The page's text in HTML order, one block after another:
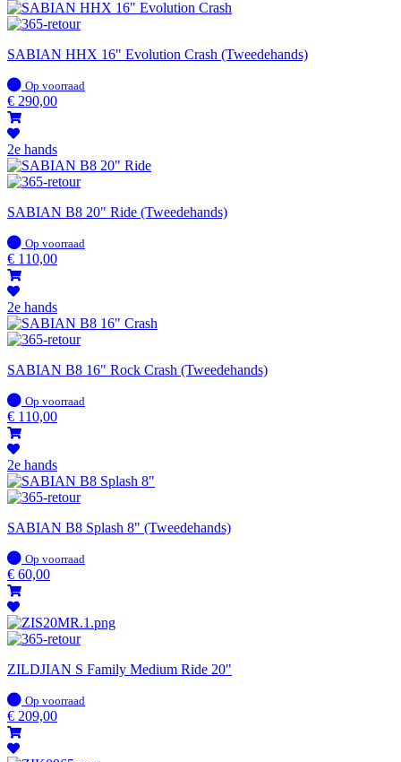
SABIAN HHX 16" Evolution Crash (Tweedehands)
Op
voorraad
Op voorraad
€ 290,00
2e hands
SABIAN B8 20" Ride (Tweedehands)
Op
voorraad
Op voorraad
€ 110,00
2e hands
SABIAN B8 16" Rock Crash (Tweedehands)
Op
voorraad
Op voorraad
€ 110,00
2e hands
SABIAN B8 Splash 8" (Tweedehands)
Op
voorraad
Op voorraad
€ 60,00
ZILDJIAN S Family Medium Ride 20"
Op
voorraad
Op voorraad
€ 209,00